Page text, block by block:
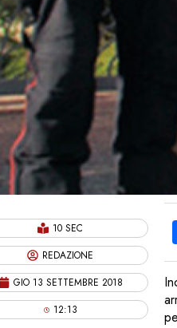
10 SEC
REDAZIONE
GIO 13 SETTEMBRE 2018
12:13